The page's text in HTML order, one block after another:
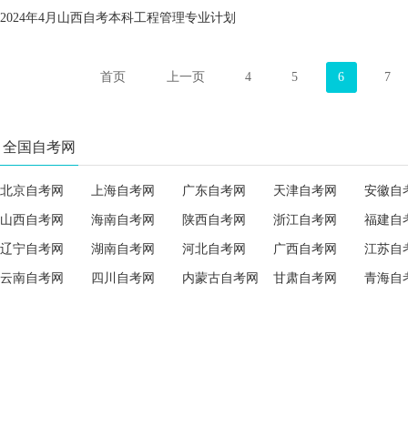
2024年4月山西自考本科工程管理专业计划
首页 上一页 4 5 6 7
全国自考网
北京自考网 上海自考网 广东自考网 天津自考网 安徽自
山西自考网 海南自考网 陕西自考网 浙江自考网 福建自
辽宁自考网 湖南自考网 河北自考网 广西自考网 江苏自
云南自考网 四川自考网 内蒙古自考网 甘肃自考网 青海自